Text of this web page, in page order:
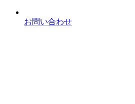
お問い合わせ